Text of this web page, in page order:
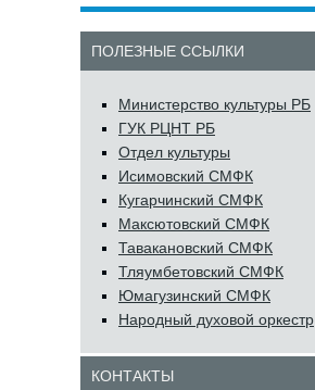
ПОЛЕЗНЫЕ ССЫЛКИ
Министерство культуры РБ
ГУК РЦНТ РБ
Отдел культуры
Исимовский СМФК
Кугарчинский СМФК
Максютовский СМФК
Тавакановский СМФК
Тляумбетовский СМФК
Юмагузинский СМФК
Народный духовой оркестр
КОНТАКТЫ